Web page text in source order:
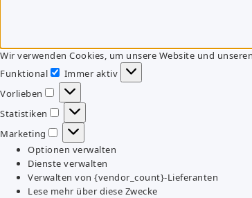
Wir verwenden Cookies, um unsere Website und
Funktional
Funktional
Immer aktiv
Vorlieben
Vorlieben
Statistiken
Statistiken
Marketing
Marketing
Optionen verwalten
Dienste verwalten
Verwalten von {vendor_count}-Lieferanten
Lese mehr über diese Zwecke